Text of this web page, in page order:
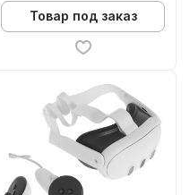
Товар под заказ